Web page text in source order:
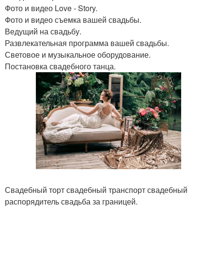
Фото и видео Love - Story.
Фото и видео съемка вашей свадьбы.
Ведущий на свадьбу.
Развлекательная программа вашей свадьбы.
Световое и музыкальное оборудование.
Постановка свадебного танца.
Свадебный торт свадебный транспорт свадебный
распорядитель свадьба за границей.